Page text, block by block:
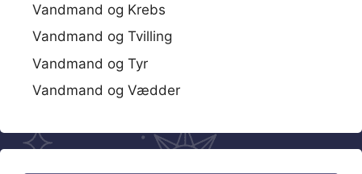
Vandmand og Krebs
Vandmand og Tvilling
Vandmand og Tyr
Vandmand og Vædder